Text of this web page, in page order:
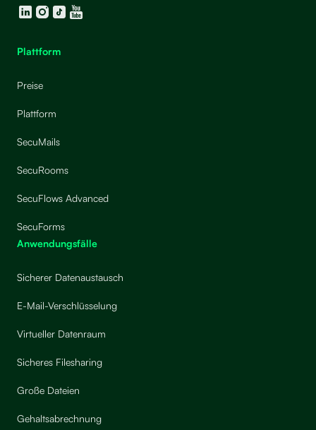
LinkedIn
Instagram
TikTokYouTube
Plattform
Preise
Plattform
SecuMails
SecuRooms
SecuFlows Advanced
SecuForms
Anwendungsfälle
Sicherer Datenaustausch
E-Mail-Verschlüsselung
Virtueller Datenraum
Sicheres Filesharing
Große Dateien
Gehaltsabrechnung